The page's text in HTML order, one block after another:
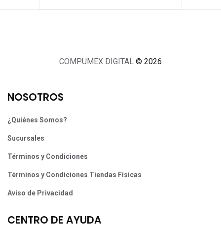
COMPUMEX DIGITAL © 2026
NOSOTROS
¿Quiénes Somos?
Sucursales
Términos y Condiciones
Términos y Condiciones Tiendas Físicas
Aviso de Privacidad
CENTRO DE AYUDA